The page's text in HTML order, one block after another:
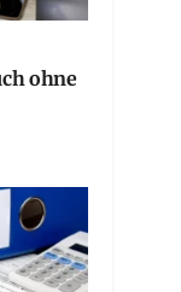
ohne